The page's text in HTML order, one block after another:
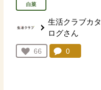
白菜
生活クラブカタ
ログさん
お気に入り登録：
66
人が登録
コメント：
0